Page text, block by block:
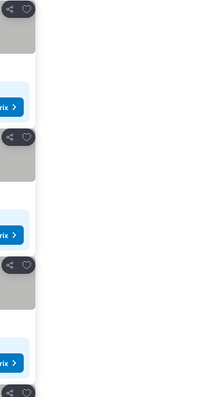
Partager
Ajouter à mes favoris
Partager
Ajouter à mes favoris
Partager
Ajouter à mes favoris
Ajouter à mes favoris